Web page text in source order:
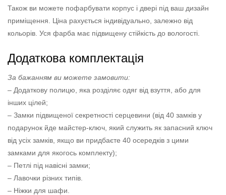
Також ви можете пофарбувати корпус і двері під ваш дизайн
приміщення. Ціна рахується індивідуально, залежно від
кольорів. Уся фарба має підвищену стійкість до вологості.
Додаткова комплектація
За бажанням ви можете замовити:
– Додаткову полицю, яка розділяє одяг від взуття, або для
інших цілей;
– Замки підвищеної секретності серцевини (від 40 замків у
подарунок йде майстер-ключ, який служить як запасний ключ
від усіх замків, якщо ви придбаєте 40 осередків з цими
замками для якогось комплекту);
– Петлі під навісні замки;
– Лавочки різних типів.
– Ніжки для шафи.